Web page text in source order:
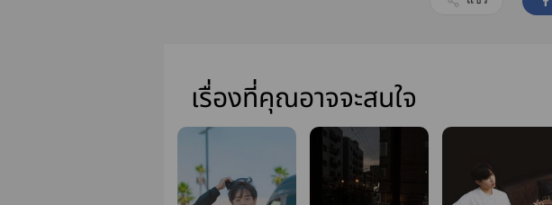
เรื่องที่คุณอาจจะสนใจ